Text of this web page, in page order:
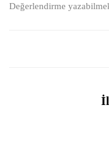
Değerlendirme